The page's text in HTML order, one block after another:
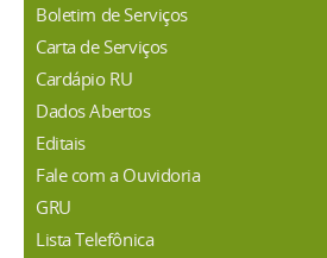
Boletim de Serviços
Carta de Serviços
Cardápio RU
Dados Abertos
Editais
Fale com a Ouvidoria
GRU
Lista Telefônica